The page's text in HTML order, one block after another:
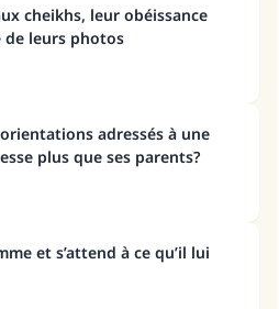
cheikhs, leur obéissance
de leurs photos
adressés à une
plus que ses parents?
et s’attend à ce qu’il lui
dans la vie de